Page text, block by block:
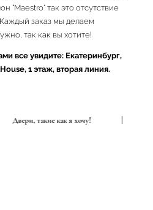
"Maestro" так это отсутствие
заказ мы делаем
так как вы хотите!
все увидите: Екатеринбург,
1 этаж, вторая линия.
| Двери, такие как я хочу!